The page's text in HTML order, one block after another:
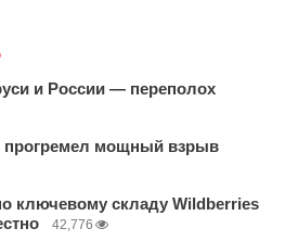
и России — переполох
прогремел мощный взрыв
ключевому складу Wildberries
42,776